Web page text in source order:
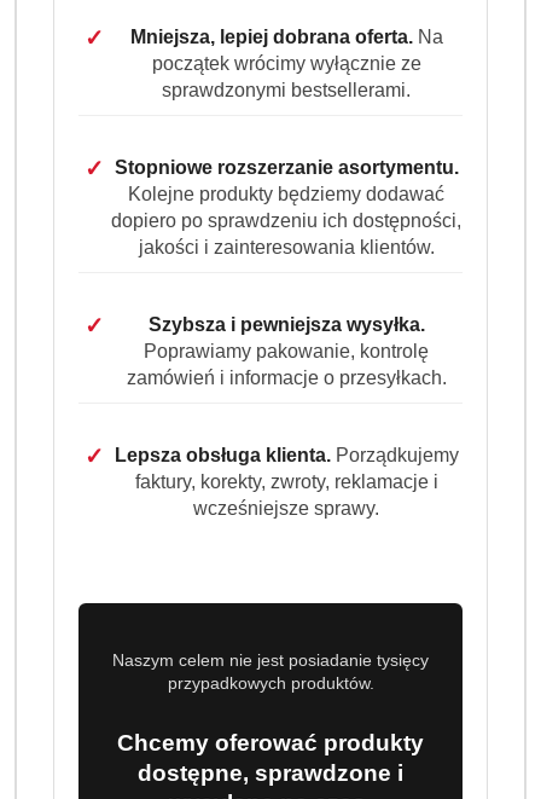
✓ Mniejsza, lepiej dobrana oferta.Na
początek wrócimy wyłącznie ze
sprawdzonymi bestsellerami.
✓
Stopniowe rozszerzanie asortymentu.
Kolejne produkty będziemy dodawać
dopiero po sprawdzeniu ich dostępności,
jakości i zainteresowania klientów.
✓
Szybsza i pewniejsza wysyłka.
Poprawiamy pakowanie, kontrolę
zamówień i informacje o przesyłkach.
✓ Lepsza obsługa klienta.Porządkujemy
faktury, korekty, zwroty, reklamacje i
wcześniejsze sprawy.
Naszym celem nie jest posiadanie tysięcy
przypadkowych produktów.
Chcemy oferować produkty
dostępne, sprawdzone i